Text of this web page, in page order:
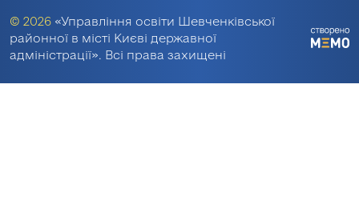
© 2026 «Управління освіти Шевченківської
районної в місті Києві державної
адміністрації». Всі права захищені